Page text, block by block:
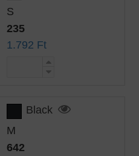
S
235
1.792 Ft
Black
M
642